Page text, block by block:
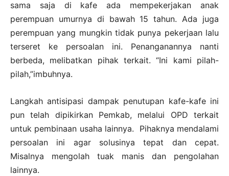
sama saja di kafe ada mempekerjakan anak
perempuan umurnya di bawah 15 tahun. Ada juga
perempuan yang mungkin tidak punya pekerjaan lalu
terseret ke persoalan ini. Penanganannya nanti
berbeda, melibatkan pihak terkait. “Ini kami pilah-
pilah,”imbuhnya.
Langkah antisipasi dampak penutupan kafe-kafe ini
pun telah dipikirkan Pemkab, melalui OPD terkait
untuk pembinaan usaha lainnya. Pihaknya mendalami
persoalan ini agar solusinya tepat dan cepat.
Misalnya mengolah tuak manis dan pengolahan
lainnya.